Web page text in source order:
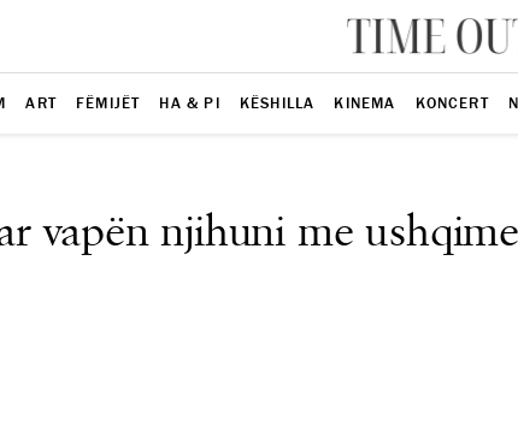
ART FËMIJËT HA & PI KËSHILLA KINEMA KONCERT
vapën njihuni me